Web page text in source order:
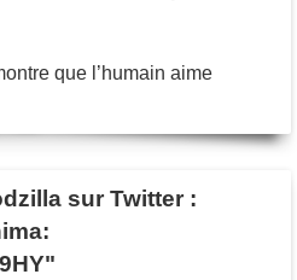
que l’humain aime
sur Twitter :